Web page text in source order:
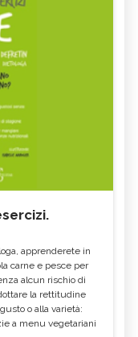
apprenderete in
carne e pesce per
alcun rischio di
la rettitudine
o alla varietà:
a menu vegetariani